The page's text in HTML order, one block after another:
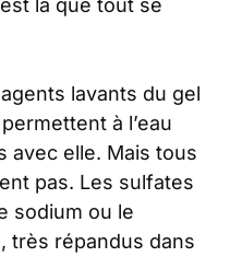
lavants du gel
à l’eau
avec elle. Mais tous
pas. Les sulfates
sodium ou le
très répandus dans